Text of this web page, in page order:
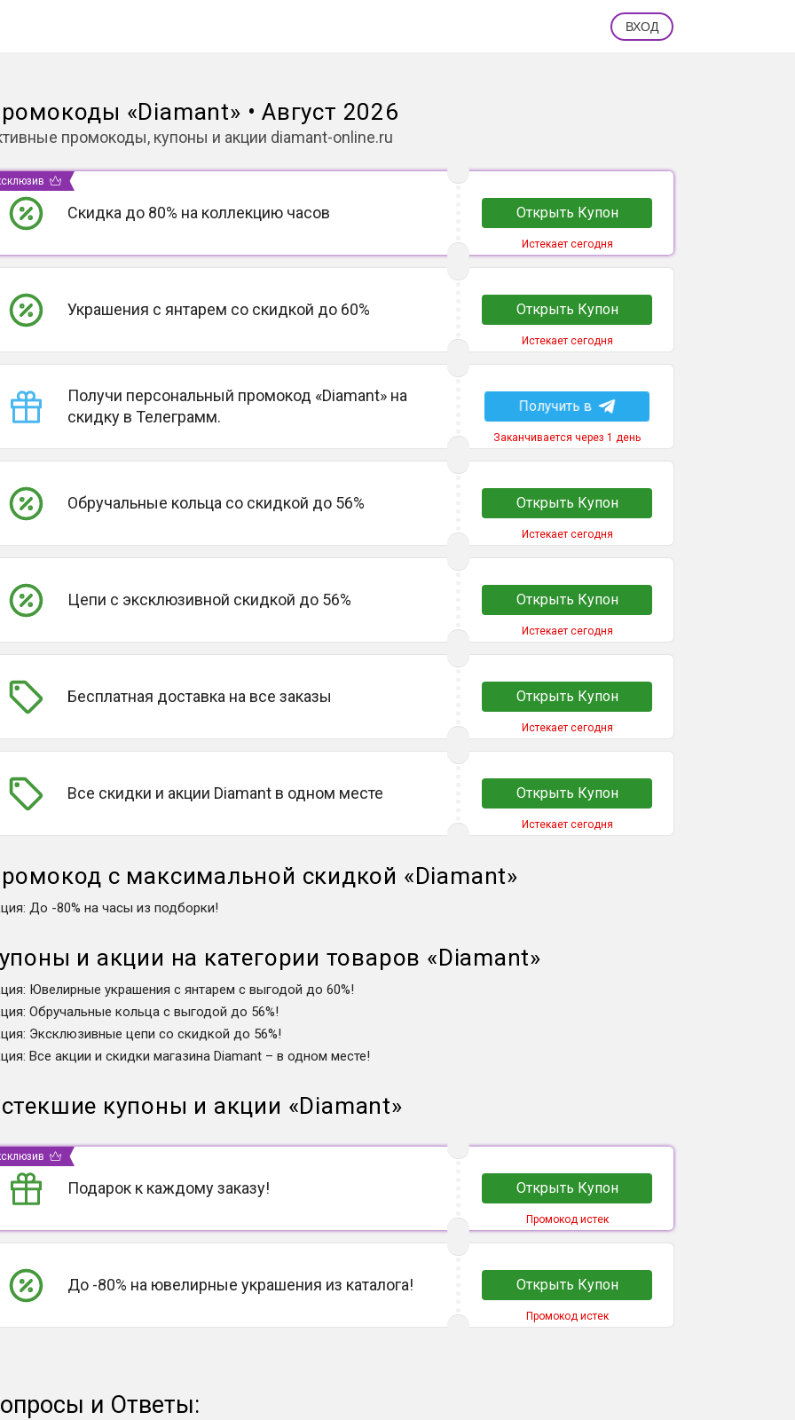
ВХОД
«Diamant» •Август 2026
промокоды, купоны и акции diamant-online.ru
Скидка до 80% на коллекцию часов Открыть Купон
Истекает сегодня
Украшения с янтарем со скидкой до 60% Открыть Купон
Истекает сегодня
Получи персональный промокод «Diamant» на
скидку в Телеграмм.
Получить в
Заканчивается через 1 день
Обручальные кольца со скидкой до 56% Открыть Купон
Истекает сегодня
Цепи с эксклюзивной скидкой до 56% Открыть Купон
Истекает сегодня
Бесплатная доставка на все заказы Открыть Купон
Истекает сегодня
Все скидки и акции Diamant в одном месте Открыть Купон
Истекает сегодня
с максимальной скидкой «Diamant»
: До -80% на часы из подборки!
и акции на категории товаров «Diamant»
: Ювелирные украшения с янтарем с выгодой до 60%!
: Обручальные кольца с выгодой до 56%!
: Эксклюзивные цепи со скидкой до 56%!
: Все акции и скидки магазина Diamant – в одном месте!
купоны и акции «Diamant»
Подарок к каждому заказу! Открыть Купон
Промокод истек
До -80% на ювелирные украшения из каталога! Открыть Купон
Промокод истек
и Ответы: